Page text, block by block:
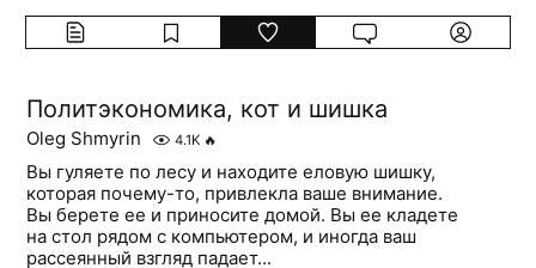
Политэкономика, кот и шишка
Oleg Shmyrin 4.1K 🔥
Вы гуляете по лесу и находите еловую шишку,
которая почему-то, привлекла ваше внимание.
Вы берете ее и приносите домой. Вы ее кладете
на стол рядом с компьютером, и иногда ваш
рассеянный взгляд падает...